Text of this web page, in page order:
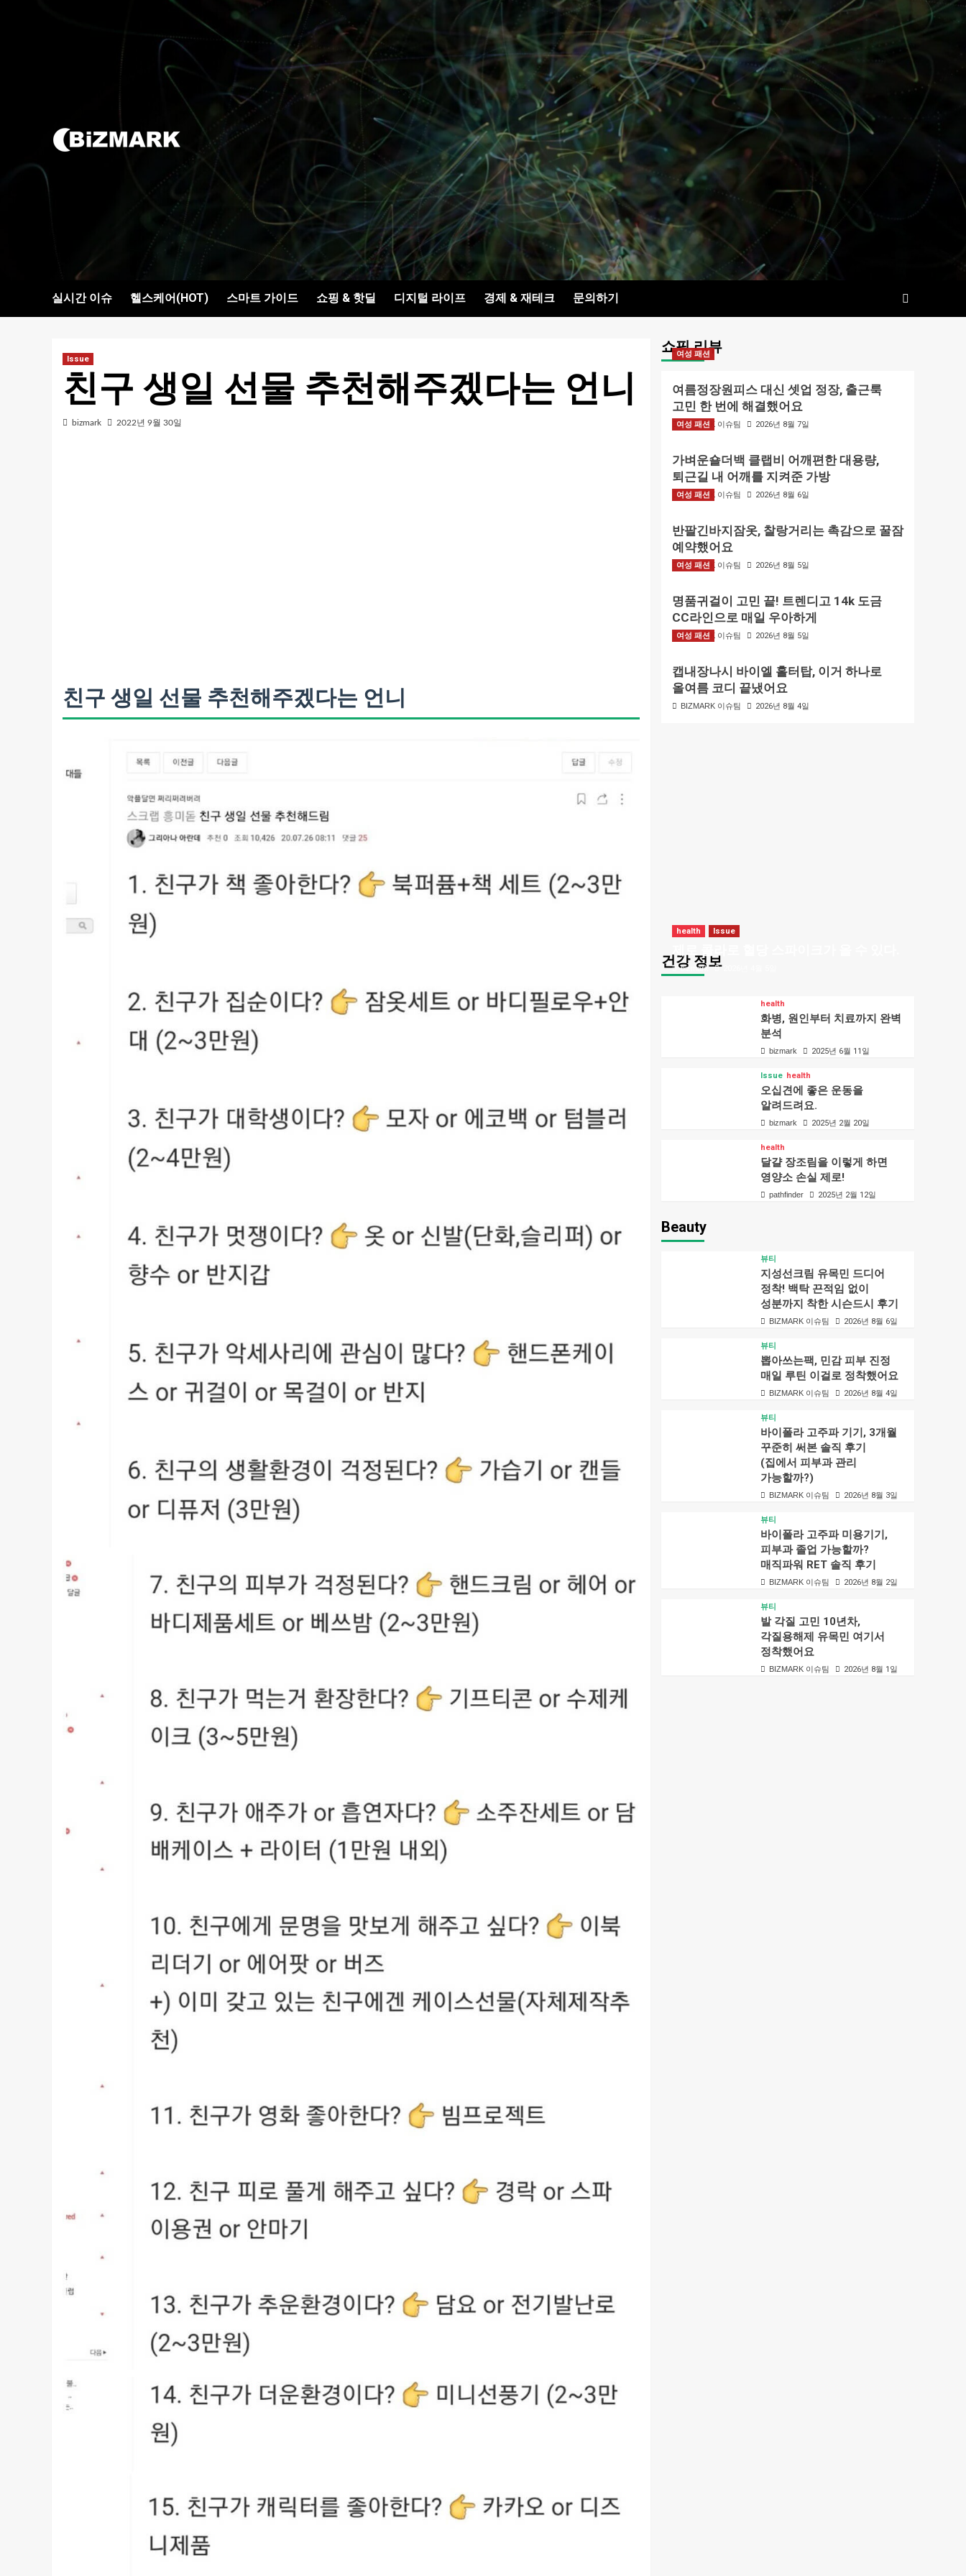
실시간 이슈 헬스케어(HOT) 스마트 가이드 쇼핑 & 핫딜 디지털 라이프 경제 & 재테크 문의하기
Issue
친구 생일 선물 추천해주겠다는 언니
bizmark 2022년 9월 30일
친구 생일 선물 추천해주겠다는 언니
쇼핑 리뷰
여성 패션
여름정장원피스 대신 셋업 정장, 출근룩
고민 한 번에 해결했어요
BIZMARK 이슈팀 2026년 8월 7일
여성 패션
가벼운숄더백 클랩비 어깨편한 대용량,
퇴근길 내 어깨를 지켜준 가방
BIZMARK 이슈팀 2026년 8월 6일
여성 패션
반팔긴바지잠옷, 찰랑거리는 촉감으로 꿀잠
예약했어요
BIZMARK 이슈팀 2026년 8월 5일
여성 패션
명품귀걸이 고민 끝! 트렌디고 14k 도금
CC라인으로 매일 우아하게
BIZMARK 이슈팀 2026년 8월 5일
여성 패션
캡내장나시 바이엘 홀터탑, 이거 하나로
올여름 코디 끝냈어요
BIZMARK 이슈팀 2026년 8월 4일
건강 정보
health Issue
bizmark
health
화병, 원인부터 치료까지 완벽
분석
bizmark 2025년 6월 11일
Issue health
오십견에 좋은 운동을
알려드려요.
bizmark 2025년 2월 20일
health
달걀 장조림을 이렇게 하면
영양소 손실 제로!
pathfinder 2025년 2월 12일
Beauty
뷰티
지성선크림 유목민 드디어
정착! 백탁 끈적임 없이
성분까지 착한 시슨드시 후기
BIZMARK 이슈팀 2026년 8월 6일
뷰티
뽑아쓰는팩, 민감 피부 진정
매일 루틴 이걸로 정착했어요
BIZMARK 이슈팀 2026년 8월 4일
뷰티
바이폴라 고주파 기기, 3개월
꾸준히 써본 솔직 후기
(집에서 피부과 관리
가능할까?)
BIZMARK 이슈팀 2026년 8월 3일
뷰티
바이폴라 고주파 미용기기,
피부과 졸업 가능할까?
매직파워 RET 솔직 후기
BIZMARK 이슈팀 2026년 8월 2일
뷰티
발 각질 고민 10년차,
각질용해제 유목민 여기서
정착했어요
BIZMARK 이슈팀 2026년 8월 1일